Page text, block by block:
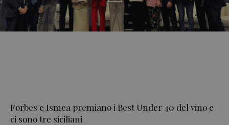
Forbes e Ismea premiano i Best Under 40 del vino e
ci sono tre siciliani